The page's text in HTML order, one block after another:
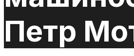
Петр